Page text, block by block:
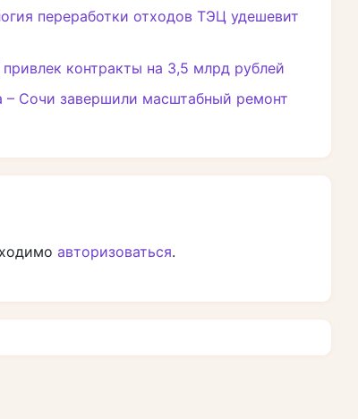
переработки отходов ТЭЦ удешевит
контракты на 3,5 млрд рублей
– Сочи завершили масштабный ремонт
авторизоваться.